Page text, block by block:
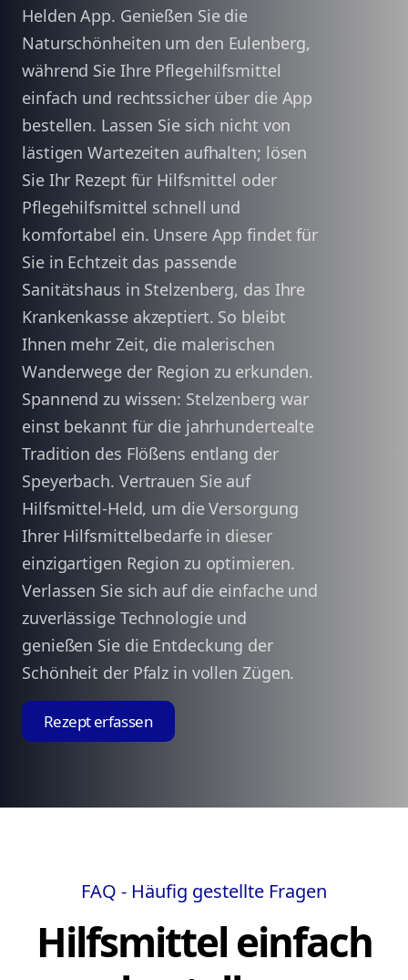
Helden App. Genießen Sie die
Naturschönheiten um den Eulenberg,
während Sie Ihre Pflegehilfsmittel
einfach und rechtssicher über die App
bestellen. Lassen Sie sich nicht von
lästigen Wartezeiten aufhalten; lösen
Sie Ihr Rezept für Hilfsmittel oder
Pflegehilfsmittel schnell und
komfortabel ein. Unsere App findet für
Sie in Echtzeit das passende
Sanitätshaus in Stelzenberg, das Ihre
Krankenkasse akzeptiert. So bleibt
Ihnen mehr Zeit, die malerischen
Wanderwege der Region zu erkunden.
Spannend zu wissen: Stelzenberg war
einst bekannt für die jahrhundertealte
Tradition des Flößens entlang der
Speyerbach. Vertrauen Sie auf
Hilfsmittel-Held, um die Versorgung
Ihrer Hilfsmittelbedarfe in dieser
einzigartigen Region zu optimieren.
Verlassen Sie sich auf die einfache und
zuverlässige Technologie und
genießen Sie die Entdeckung der
Schönheit der Pfalz in vollen Zügen.
Rezept erfassen
FAQ - Häufig gestellte Fragen
Hilfsmittel einfach